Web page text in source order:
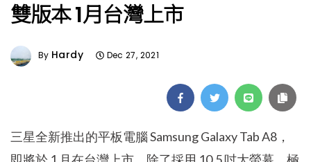
雙版本 1月台灣上市
By Hardy Dec 27, 2021
三星全新推出的平板電腦 Samsung Galaxy Tab A8，